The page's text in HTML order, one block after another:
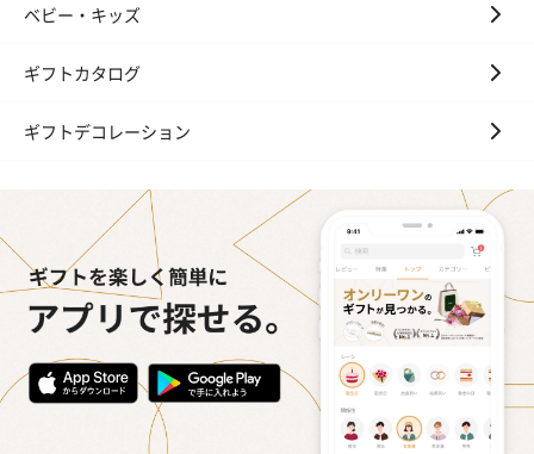
ベビー・キッズ
ギフトカタログ
ギフトデコレーション